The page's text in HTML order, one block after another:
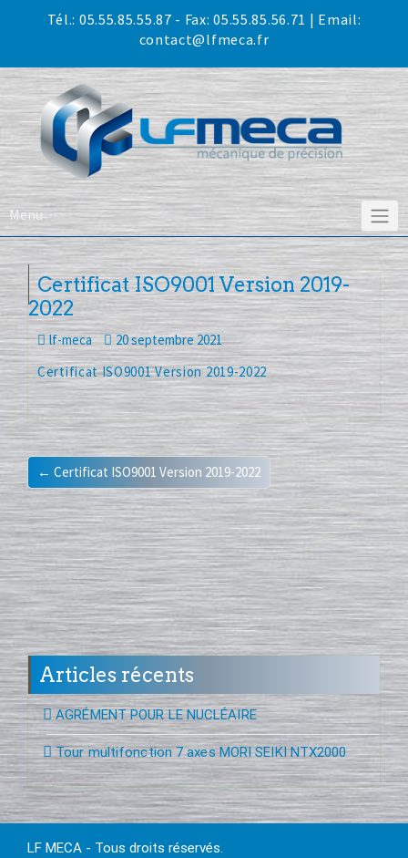
Tél.: 05.55.85.55.87 - Fax: 05.55.85.56.71 | Email:
contact@lfmeca.fr
Menu
Certificat ISO9001 Version 2019-
2022
lf-meca
20 septembre 2021
Certificat ISO9001 Version 2019-2022
← Certificat ISO9001 Version 2019-2022
Articles récents
AGRÉMENT POUR LE NUCLÉAIRE
Tour multifonction 7 axes MORI SEIKI NTX2000
LF MECA - Tous droits réservés.